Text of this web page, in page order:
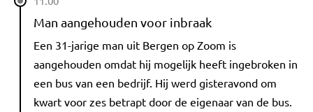
Man aangehouden voor inbraak
Een 31-jarige man uit Bergen op Zoom is
aangehouden omdat hij mogelijk heeft ingebroken in
een bus van een bedrijf. Hij werd gisteravond om
kwart voor zes betrapt door de eigenaar van de bus.